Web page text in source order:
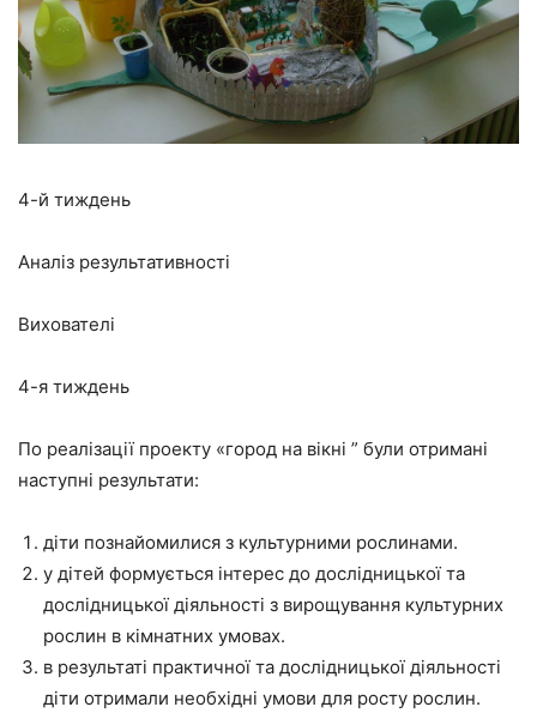
4-й тиждень
Аналіз результативності
Вихователі
4-я тиждень
По реалізації проекту «город на вікні ” були отримані
наступні результати:
діти познайомилися з культурними рослинами.
у дітей формується інтерес до дослідницької та
дослідницької діяльності з вирощування культурних
рослин в кімнатних умовах.
в результаті практичної та дослідницької діяльності
діти отримали необхідні умови для росту рослин.